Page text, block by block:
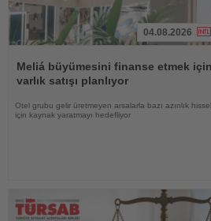
Oku
04.08.2026
Meliá büyümesini finanse etmek
varlık satışı planlıyor
Otel grubu gelir üretmeyen arsalarla bazı azınlık
için kaynak yaratmayı hedefliyor